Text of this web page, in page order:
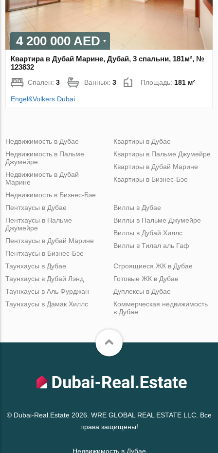
4 200 000 AED
Квартира в Дубай Марине, Дубай, 3 спальни, 181м², №
123832
Спален:3 Ванных:3 Площадь: 181 м²
Engel&Volkers Dubai
Недвижимость в Дубае
Недвижимость в Пальме
Джумейре
Недвижимость в Дубай
Марине
Недвижимость в Бизнес-Бэе
Квартиры в Дубае
Квартиры в Пальме Джумейре
Квартиры в Дубай Марине
Квартиры в Бизнес-Бэе
Пентхаусы в Дубае
Пентхаусы в Пальме
Джумейре
Пентхаусы в Дубай Марине
Пентхаусы в Бизнес-Бэе
Виллы в Дубае
Виллы в Пальме Джумейре
Виллы в Дубай Хиллс
Виллы в Тилал аль Гаф
Таунхаусы в Дубае
Таунхаусы в Дубай Лэнд
Таунхаусы в Аль Фурджан
Таунхаусы в Дамак Хиллс
Строящиеся ЖК в Дубае
Готовые ЖК в Дубае
Дуплексы в Дубае
Коммерческая недвижимость
в Дубае
© Dubai-Real.Estate 2026. WRE GLOBAL REAL ESTATE LLC. Все
права защищены!
Недвижимость в Дубае